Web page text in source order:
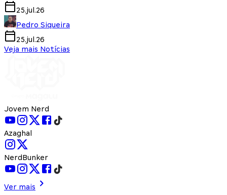
25.jul.26
Pedro Siqueira
25.jul.26
Veja mais Notícias
Jovem Nerd
Azaghal
NerdBunker
Ver mais